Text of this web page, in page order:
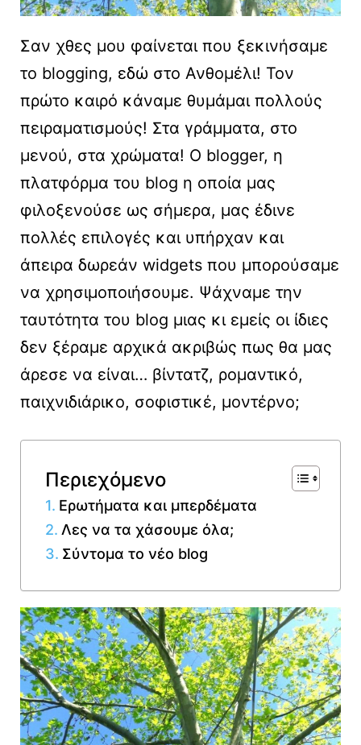
Σαν χθες μου φαίνεται που ξεκινήσαμε
το blogging, εδώ στο Ανθομέλι! Τον
πρώτο καιρό κάναμε θυμάμαι πολλούς
πειραματισμούς! Στα γράμματα, στο
μενού, στα χρώματα! Ο blogger, η
πλατφόρμα του blog η οποία μας
φιλοξενούσε ως σήμερα, μας έδινε
πολλές επιλογές και υπήρχαν και
άπειρα δωρεάν widgets που μπορούσαμε
να χρησιμοποιήσουμε. Ψάχναμε την
ταυτότητα του blog μιας κι εμείς οι ίδιες
δεν ξέραμε αρχικά ακριβώς πως θα μας
άρεσε να είναι… βίντατζ, ρομαντικό,
παιχνιδιάρικο, σοφιστικέ, μοντέρνο;
Περιεχόμενο
Ερωτήματα και μπερδέματα
Λες να τα χάσουμε όλα;
Σύντομα το νέο blog